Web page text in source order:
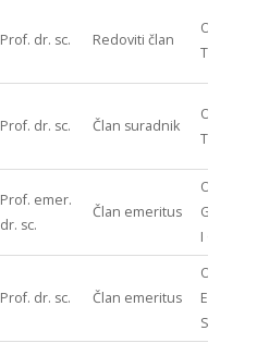
Prof. dr. sc. Redoviti član
ODJEL
Prof. dr. sc. Član suradnik
ODJEL
Prof. emer.
dr. sc.
Član emeritus
ODJEL
I
Prof. dr. sc. Član emeritus
ODJEL